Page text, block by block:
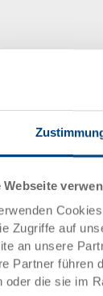
Webseite
Zugriffe auf
an unsere
Partner führen
oder die sie im
für
11
12